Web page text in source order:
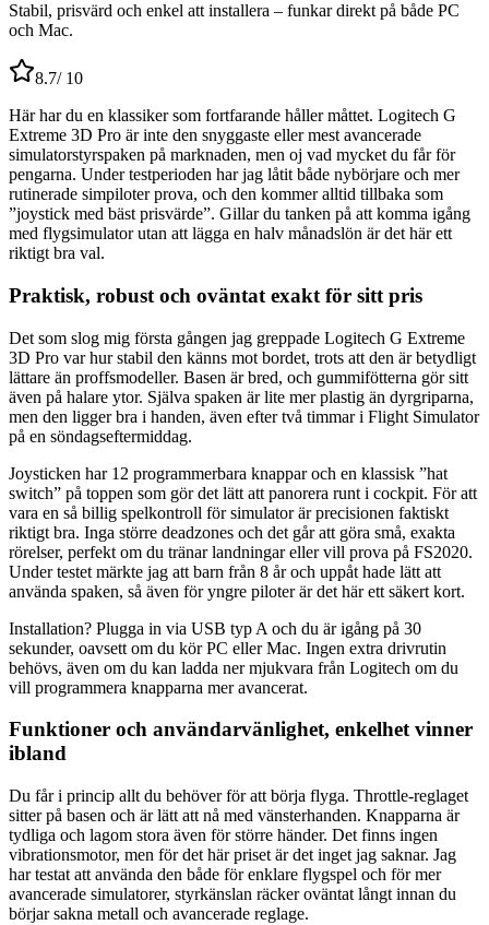
Stabil, prisvärd och enkel att installera – funkar direkt på både PC
och Mac.
8.7/ 10
Här har du en klassiker som fortfarande håller måttet. Logitech G
Extreme 3D Pro är inte den snyggaste eller mest avancerade
simulatorstyrspaken på marknaden, men oj vad mycket du får för
pengarna. Under testperioden har jag låtit både nybörjare och mer
rutinerade simpiloter prova, och den kommer alltid tillbaka som
”joystick med bäst prisvärde”. Gillar du tanken på att komma igång
med flygsimulator utan att lägga en halv månadslön är det här ett
riktigt bra val.
Praktisk, robust och oväntat exakt för sitt pris
Det som slog mig första gången jag greppade Logitech G Extreme
3D Pro var hur stabil den känns mot bordet, trots att den är betydligt
lättare än proffsmodeller. Basen är bred, och gummifötterna gör sitt
även på halare ytor. Själva spaken är lite mer plastig än dyrgriparna,
men den ligger bra i handen, även efter två timmar i Flight Simulator
på en söndagseftermiddag.
Joysticken har 12 programmerbara knappar och en klassisk ”hat
switch” på toppen som gör det lätt att panorera runt i cockpit. För att
vara en så billig spelkontroll för simulator är precisionen faktiskt
riktigt bra. Inga större deadzones och det går att göra små, exakta
rörelser, perfekt om du tränar landningar eller vill prova på FS2020.
Under testet märkte jag att barn från 8 år och uppåt hade lätt att
använda spaken, så även för yngre piloter är det här ett säkert kort.
Installation? Plugga in via USB typ A och du är igång på 30
sekunder, oavsett om du kör PC eller Mac. Ingen extra drivrutin
behövs, även om du kan ladda ner mjukvara från Logitech om du
vill programmera knapparna mer avancerat.
Funktioner och användarvänlighet, enkelhet vinner
ibland
Du får i princip allt du behöver för att börja flyga. Throttle-reglaget
sitter på basen och är lätt att nå med vänsterhanden. Knapparna är
tydliga och lagom stora även för större händer. Det finns ingen
vibrationsmotor, men för det här priset är det inget jag saknar. Jag
har testat att använda den både för enklare flygspel och för mer
avancerade simulatorer, styrkänslan räcker oväntat långt innan du
börjar sakna metall och avancerade reglage.